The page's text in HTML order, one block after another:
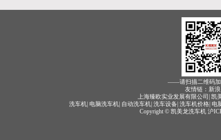
——请扫描二维码
友情链：新
上海臻欧实业发展有限公司| 凯
洗车机 电脑洗车机 自动洗车机 |洗车设备 |洗车机价格 电
Copyright © 凯美龙洗车机 沪